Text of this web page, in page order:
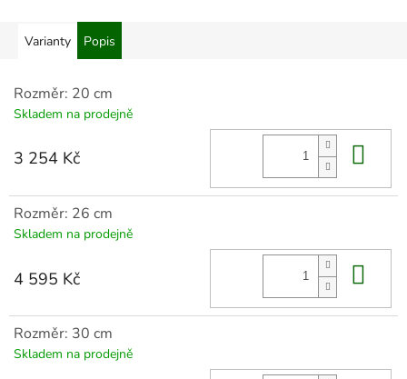
Varianty Popis
Rozměr: 20 cm
Skladem na prodejně
3 254 Kč
Rozměr: 26 cm
Skladem na prodejně
4 595 Kč
Rozměr: 30 cm
Skladem na prodejně